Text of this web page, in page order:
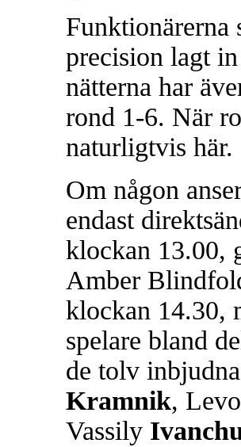
Funktionärerna
precision lagt
nätterna har
rond 1-6. När
naturligtvis här.
Om någon
endast
klockan 13.00,
Amber
klockan 14.30,
spelare bland
de tolv
Kramnik,
Vassily